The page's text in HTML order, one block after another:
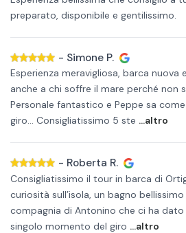
preparato, disponibile e gentilissimo.
- Simone P.
Esperienza meravigliosa, barca nuova
anche a chi soffre il mare perché non
Personale fantastico e Peppe sa
giro... Consigliatissimo 5 ste ...altro
- Roberta R.
Consigliatissimo il tour in barca di
curiosità sull’isola, un bagno
compagnia di Antonino che ci ha
singolo momento del giro ...altro